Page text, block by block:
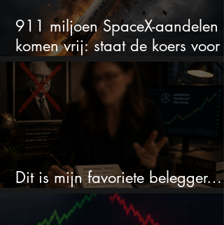
911 miljoen SpaceX-aandelen
komen vrij: staat de koers voor
een nieuwe crash?
Dit is mijn favoriete belegger…
en het is niet Warren Buffett